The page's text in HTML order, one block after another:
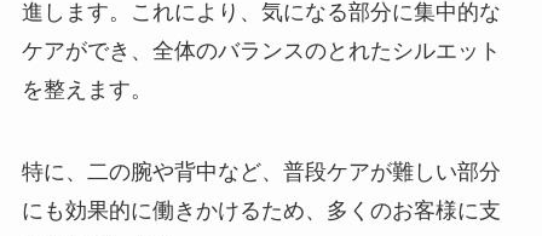
進します。これにより、気になる部分に集中的な
ケアができ、全体のバランスのとれたシルエット
を整えます。
特に、二の腕や背中など、普段ケアが難しい部分
にも効果的に働きかけるため、多くのお客様に支